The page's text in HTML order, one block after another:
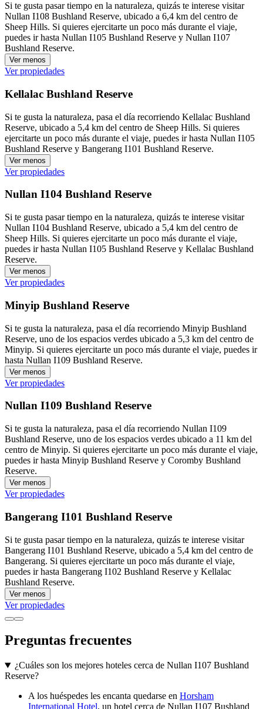
Si te gusta pasar tiempo en la naturaleza, quizás te interese visitar
Nullan I108 Bushland Reserve, ubicado a 6,4 km del centro de
Sheep Hills. Si quieres ejercitarte un poco más durante el viaje,
puedes ir hasta Nullan I105 Bushland Reserve y Nullan I107
Bushland Reserve.
Ver menos
Ver propiedades
Kellalac Bushland Reserve
Si te gusta la naturaleza, pasa el día recorriendo Kellalac Bushland
Reserve, ubicado a 5,4 km del centro de Sheep Hills. Si quieres
ejercitarte un poco más durante el viaje, puedes ir hasta Nullan I105
Bushland Reserve y Bangerang I101 Bushland Reserve.
Ver menos
Ver propiedades
Nullan I104 Bushland Reserve
Si te gusta pasar tiempo en la naturaleza, quizás te interese visitar
Nullan I104 Bushland Reserve, ubicado a 5,4 km del centro de
Sheep Hills. Si quieres ejercitarte un poco más durante el viaje,
puedes ir hasta Nullan I105 Bushland Reserve y Kellalac Bushland
Reserve.
Ver menos
Ver propiedades
Minyip Bushland Reserve
Si te gusta la naturaleza, pasa el día recorriendo Minyip Bushland
Reserve, uno de los espacios verdes ubicado a 5,3 km del centro de
Minyip. Si quieres ejercitarte un poco más durante el viaje, puedes ir
hasta Nullan I109 Bushland Reserve.
Ver menos
Ver propiedades
Nullan I109 Bushland Reserve
Si te gusta la naturaleza, pasa el día recorriendo Nullan I109
Bushland Reserve, uno de los espacios verdes ubicado a 11 km del
centro de Minyip. Si quieres ejercitarte un poco más durante el viaje,
puedes ir hasta Minyip Bushland Reserve y Coromby Bushland
Reserve.
Ver menos
Ver propiedades
Bangerang I101 Bushland Reserve
Si te gusta pasar tiempo en la naturaleza, quizás te interese visitar
Bangerang I101 Bushland Reserve, ubicado a 5,4 km del centro de
Bangerang. Si quieres ejercitarte un poco más durante el viaje,
puedes ir hasta Bangerang I102 Bushland Reserve y Kellalac
Bushland Reserve.
Ver menos
Ver propiedades
Preguntas frecuentes
¿Cuáles son los mejores hoteles cerca de Nullan I107 Bushland
Reserve?
A los huéspedes les encanta quedarse en Horsham
International Hotel, un hotel cerca de Nullan I107 Bushland